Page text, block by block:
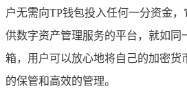
户无需向TP钱包投入任何一分资金
供数字资产管理服务的平台，就如同
箱，用户可以放心地将自己的加密货
的保管和高效的管理。